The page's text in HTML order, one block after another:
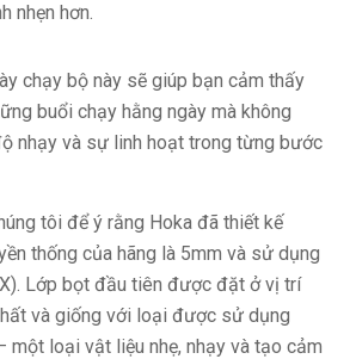
nhẹn hơn.
chạy bộ này sẽ giúp bạn cảm thấy
buổi chạy hằng ngày mà không
nhạy và sự linh hoạt trong từng bước
tôi để ý rằng Hoka đã thiết kế
thống của hãng là 5mm và sử dụng
Lớp bọt đầu tiên được đặt ở vị trí
và giống với loại được sử dụng
một loại vật liệu nhẹ, nhạy và tạo cảm